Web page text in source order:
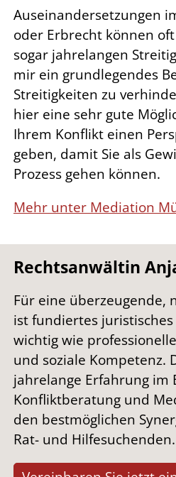
Auseinandersetzungen
oder Erbrecht können
sogar jahrelangen
mir ein grundlegendes
Streitigkeiten zu
hier eine sehr gute
Ihrem Konflikt einen
geben, damit Sie als
Prozess gehen können.
Mehr unter Mediation
Rechtsanwältin
Für eine überzeugende,
ist fundiertes
wichtig wie
und soziale Kompetenz.
jahrelange Erfahrung im
Konfliktberatung und
den bestmöglichen
Rat- und Hilfesuchenden.